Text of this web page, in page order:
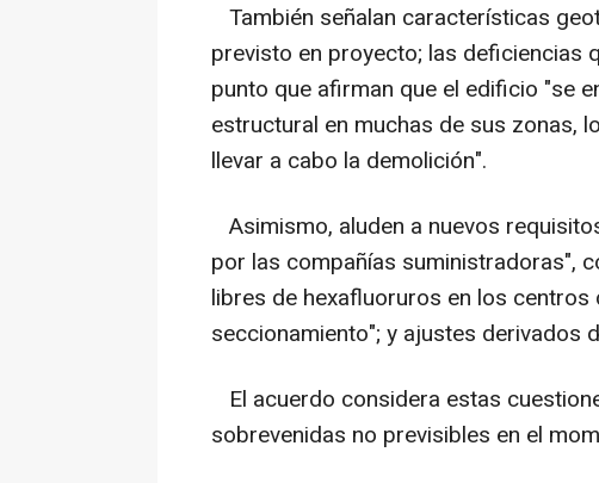
También señalan características
previsto en proyecto; las deficiencias
punto que afirman que el edificio "se
estructural en muchas de sus zonas,
llevar a cabo la demolición".
Asimismo, aluden a nuevos
por las compañías suministradoras",
libres de hexafluoruros en los
seccionamiento"; y ajustes derivados
El acuerdo considera estas
sobrevenidas no previsibles en el